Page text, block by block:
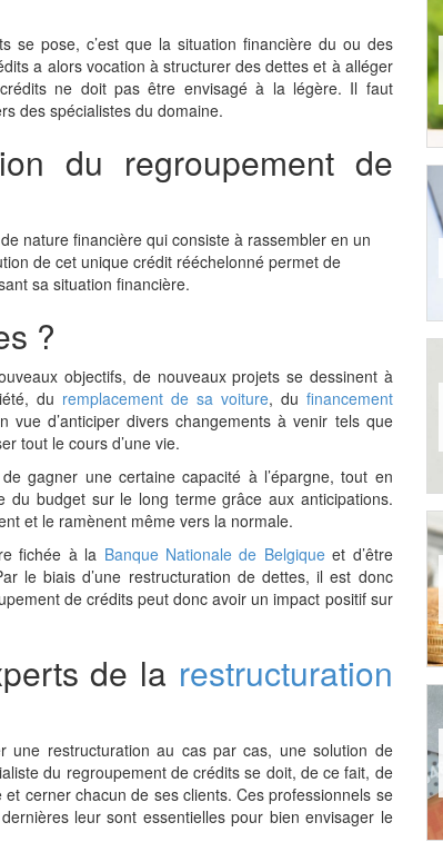
se pose, c’est que la situation financière du ou des
a alors vocation à structurer des dettes et à alléger
ne doit pas être envisagé à la légère. Il faut
des spécialistes du domaine.
du regroupement de
nature financière qui consiste à rassembler en un
de cet unique crédit rééchelonné permet de
sa situation financière.
?
objectifs, de nouveaux projets se dessinent à
du remplacement de sa voiture, du financement
d’anticiper divers changements à venir tels que
tout le cours d’une vie.
gagner une certaine capacité à l’épargne, tout en
du budget sur le long terme grâce aux anticipations.
et le ramènent même vers la normale.
fichée à la Banque Nationale de Belgiqueet d’être
le biais d’une restructuration de dettes, il est donc
de crédits peut donc avoir un impact positif sur
de la restructuration
une restructuration au cas par cas, une solution de
du regroupement de crédits se doit, de ce fait, de
cerner chacun de ses clients. Ces professionnels se
leur sont essentielles pour bien envisager le